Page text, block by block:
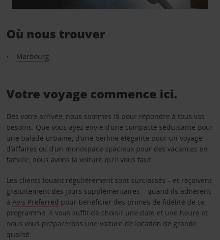
Où nous trouver
Marbourg
Votre voyage commence ici.
Dès votre arrivée, nous sommes là pour répondre à tous vos
besoins. Que vous ayez envie d’une compacte séduisante pour
une balade urbaine, d’une berline élégante pour un voyage
d’affaires ou d’un monospace spacieux pour des vacances en
famille, nous avons la voiture qu’il vous faut.
Les clients louant régulièrement sont surclassés – et reçoivent
gratuitement des jours supplémentaires – quand ils adhèrent
à Avis Preferred pour bénéficier des primes de fidélité de ce
programme. Il vous suffit de choisir une date et une heure et
nous vous préparerons une voiture de location de grande
qualité.